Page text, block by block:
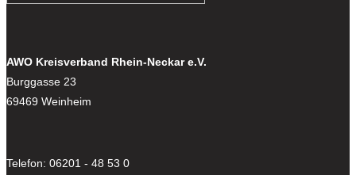
AWO Kreisverband Rhein-Neckar e.V.
Burggasse 23
69469 Weinheim
Telefon: 06201 - 48 53 0